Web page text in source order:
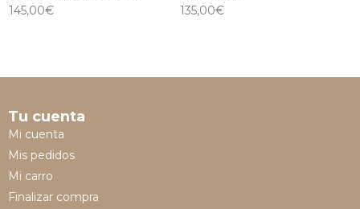
145,00€
135,00€
Tu cuenta
Mi cuenta
Mis pedidos
Mi carro
Finalizar compra